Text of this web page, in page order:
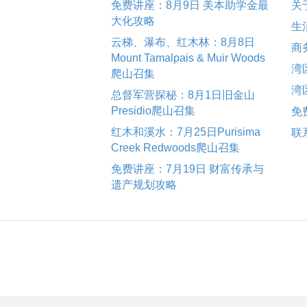
免费讲座：8月9日 美本助学金最
大化攻略
云梯、瀑布、红木林：8月8日
Mount Tamalpais & Muir Woods
爬山召集
总督军营探秘：8月1日旧金山
Presidio爬山召集
红木和溪水：7月25日Purisima
Creek Redwoods爬山召集
免费讲座：7月19日 财富传承与
遗产规划攻略
关
生
商
湾
湾
免
联